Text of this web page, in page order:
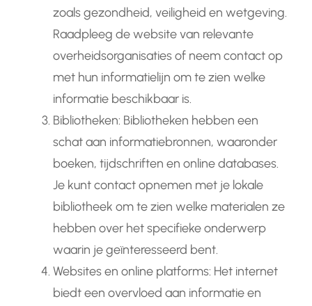
zoals gezondheid, veiligheid en wetgeving.
Raadpleeg de website van relevante
overheidsorganisaties of neem contact op
met hun informatielijn om te zien welke
informatie beschikbaar is.
Bibliotheken: Bibliotheken hebben een
schat aan informatiebronnen, waaronder
boeken, tijdschriften en online databases.
Je kunt contact opnemen met je lokale
bibliotheek om te zien welke materialen ze
hebben over het specifieke onderwerp
waarin je geïnteresseerd bent.
Websites en online platforms: Het internet
biedt een overvloed aan informatie en